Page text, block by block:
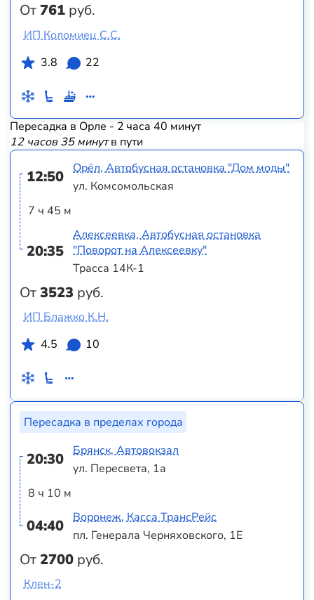
От761 руб.
ИП Коломиец С.С.
3.8
22
Пересадка в Орле - 2 часа 40 минут
12 часов 35 минутв пути
12:50
7 ч 45 м
20:35
От3523 руб.
Орёл, Автобусная остановка "Дом моды"
ул. Комсомольская
Алексеевка, Автобусная остановка
"Поворот на Алексеевку"
Трасса 14К-1
ИП Блажко К.Н.
4.5
10
Пересадка в пределах города
20:30
8 ч 10 м
04:40
От2700 руб.
Брянск, Автовокзал
ул. Пересвета, 1а
Воронеж, Касса ТрансРейс
пл. Генерала Черняховского, 1Е
Клен-2